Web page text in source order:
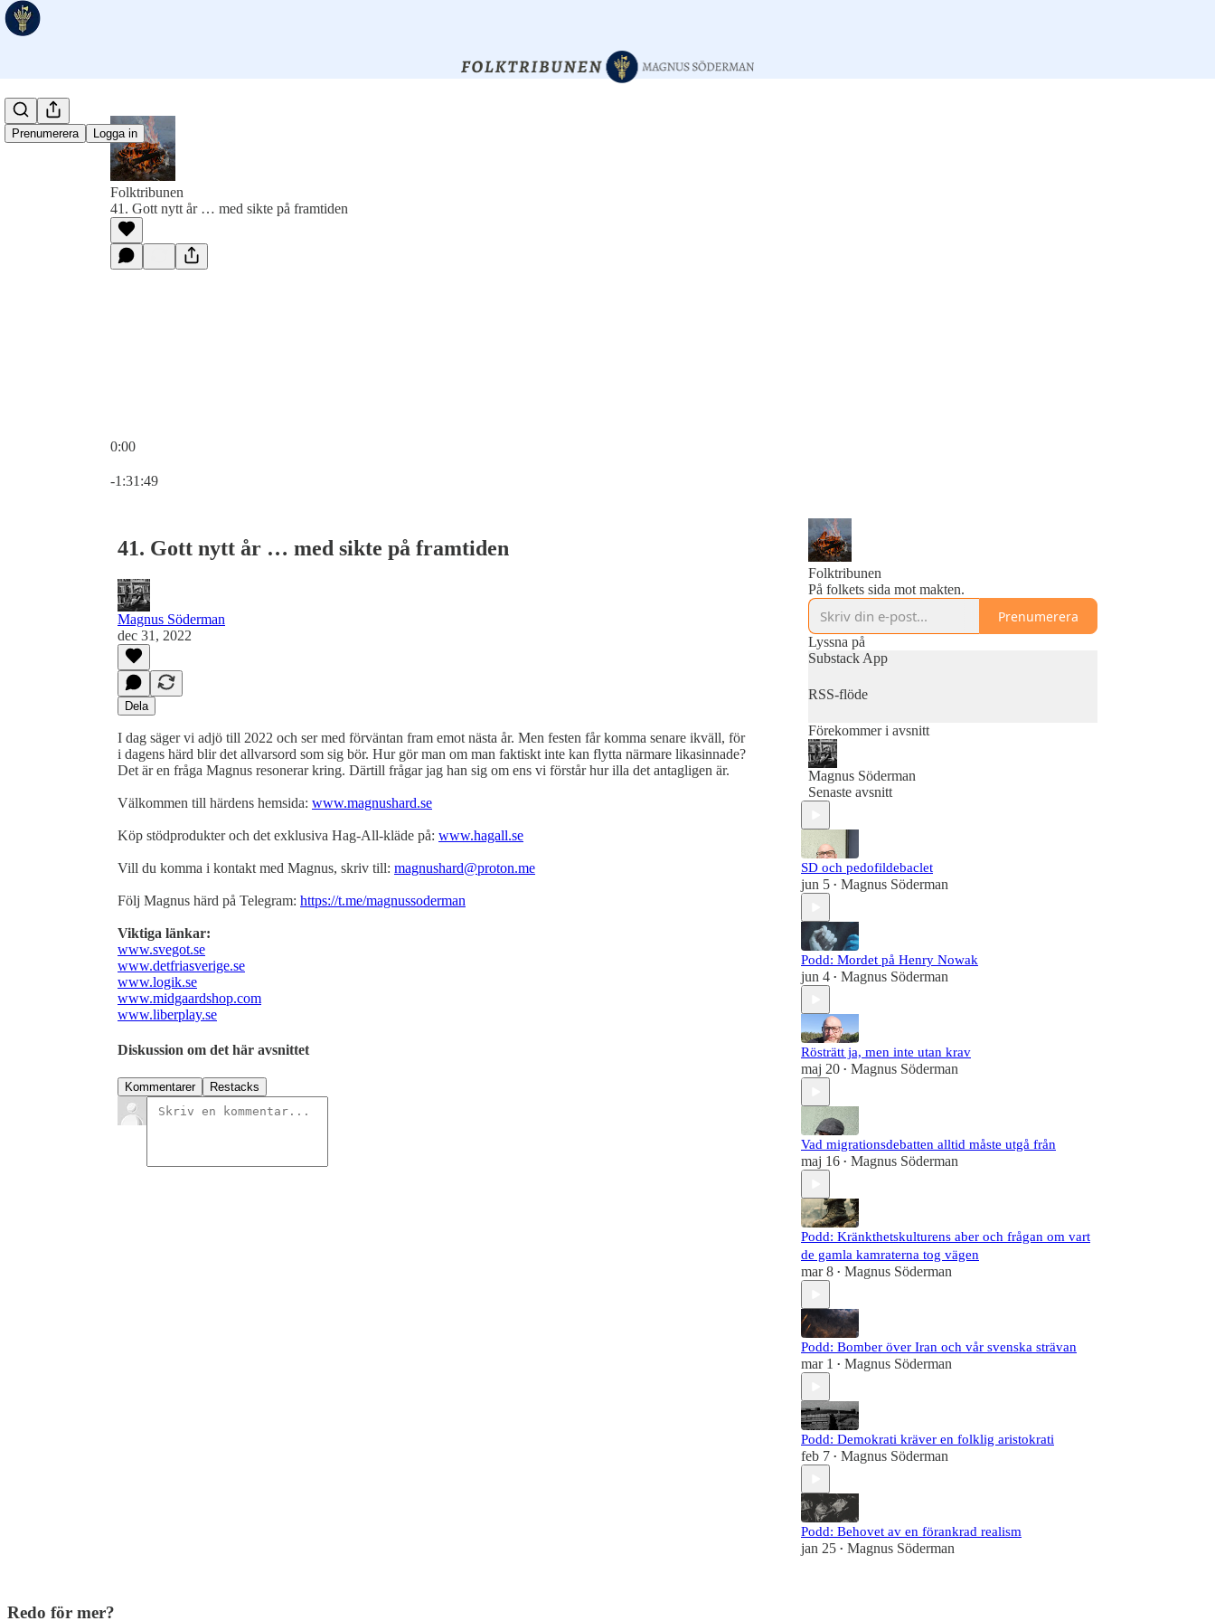
Prenumerera Logga in
Folktribunen
41. Gott nytt år … med sikte på framtiden
0:00
-1:31:49
41. Gott nytt år … med sikte på framtiden
Magnus Söderman
dec 31, 2022
Dela
I dag säger vi adjö till 2022 och ser med förväntan fram emot nästa år. Men festen får komma senare ikväll, för
i dagens härd blir det allvarsord som sig bör. Hur gör man om man faktiskt inte kan flytta närmare likasinnade?
Det är en fråga Magnus resonerar kring. Därtill frågar jag han sig om ens vi förstår hur illa det antagligen är.
Välkommen till härdens hemsida: www.magnushard.se
Köp stödprodukter och det exklusiva Hag-All-kläde på: www.hagall.se
Vill du komma i kontakt med Magnus, skriv till: magnushard@proton.me
Följ Magnus härd på Telegram: https://t.me/magnussoderman
Viktiga länkar:
www.svegot.se
www.detfriasverige.se
www.logik.se
www.midgaardshop.com
www.liberplay.se
Diskussion om det här avsnittet
Kommentarer Restacks
Folktribunen
På folkets sida mot makten.
Prenumerera
Lyssna på
Substack App
RSS-flöde
Förekommer i avsnitt
Magnus Söderman
Senaste avsnitt
SD och pedofildebaclet
jun 5 • Magnus Söderman
Podd: Mordet på Henry Nowak
jun 4 • Magnus Söderman
Rösträtt ja, men inte utan krav
maj 20 • Magnus Söderman
Vad migrationsdebatten alltid måste utgå från
maj 16 • Magnus Söderman
Podd: Kränkthetskulturens aber och frågan om vart
de gamla kamraterna tog vägen
mar 8 • Magnus Söderman
Podd: Bomber över Iran och vår svenska strävan
mar 1 • Magnus Söderman
Podd: Demokrati kräver en folklig aristokrati
feb 7 • Magnus Söderman
Podd: Behovet av en förankrad realism
jan 25 • Magnus Söderman
Redo för mer?